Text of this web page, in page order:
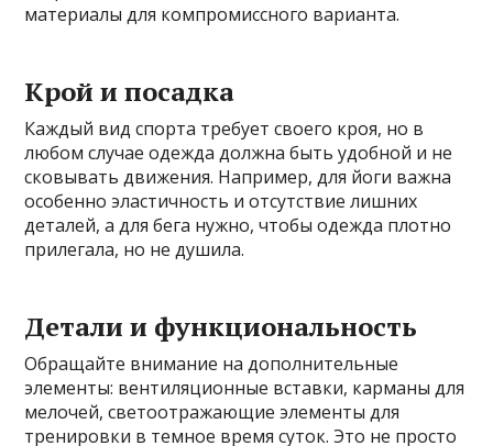
материалы для компромиссного варианта.
Крой и посадка
Каждый вид спорта требует своего кроя, но в
любом случае одежда должна быть удобной и не
сковывать движения. Например, для йоги важна
особенно эластичность и отсутствие лишних
деталей, а для бега нужно, чтобы одежда плотно
прилегала, но не душила.
Детали и функциональность
Обращайте внимание на дополнительные
элементы: вентиляционные вставки, карманы для
мелочей, светоотражающие элементы для
тренировки в темное время суток. Это не просто